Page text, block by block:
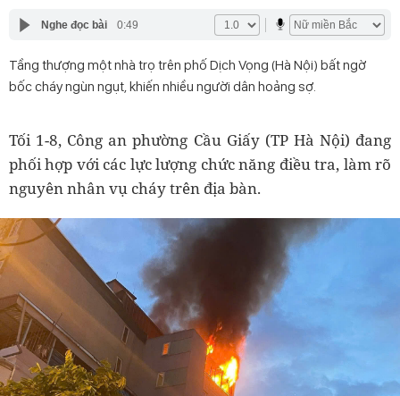
Nghe đọc bài 0:49
Tầng thượng một nhà trọ trên phố Dịch Vọng (Hà Nội) bất ngờ
bốc cháy ngùn ngụt, khiến nhiều người dân hoảng sợ.
Tối 1-8, Công an phường Cầu Giấy (TP Hà Nội) đang
phối hợp với các lực lượng chức năng điều tra, làm rõ
nguyên nhân vụ cháy trên địa bàn.